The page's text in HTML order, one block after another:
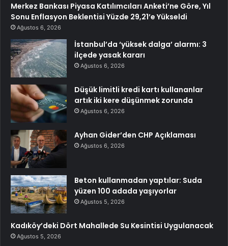
Merkez Bankası Piyasa Katılımcıları Anketi’ne Göre, Yıl
Sonu Enflasyon Beklentisi Yüzde 29,21’e Yükseldi
Ağustos 6, 2026
İstanbul’da ‘yüksek dalga’ alarmı: 3
ilçede yasak kararı
Ağustos 6, 2026
Düşük limitli kredi kartı kullananlar
artık iki kere düşünmek zorunda
Ağustos 6, 2026
Ayhan Gider’den CHP Açıklaması
Ağustos 6, 2026
Beton kullanmadan yaptılar: Suda
yüzen 100 adada yaşıyorlar
Ağustos 5, 2026
Kadıköy’deki Dört Mahallede Su Kesintisi Uygulanacak
Ağustos 5, 2026